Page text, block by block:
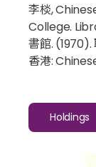
李棪,
College.
書館. (1970).
香港:
Holdings